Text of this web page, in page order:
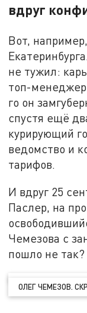
вдруг
Вот,
не тужил:
топ-
го он
спустя ещё
курирующий
ведомство и
тарифов.
И вдруг 25
Паслер, на
Чемезова с
пошло не так?
ОЛЕГ ЧЕМЕЗОВ.